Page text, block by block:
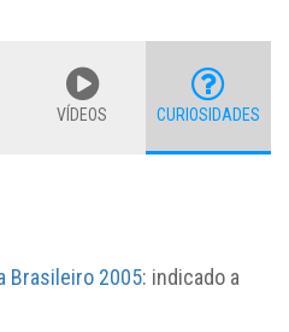
VÍDEOS CURIOSIDADES
Brasileiro 2005: indicado a